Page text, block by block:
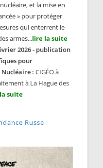
et la mise en
» pour protéger
qui enterrent le
armes...lire la suite
2026 - publication
pour
Nucléaire : CIGÉO à
à La Hague des
suite
Russe